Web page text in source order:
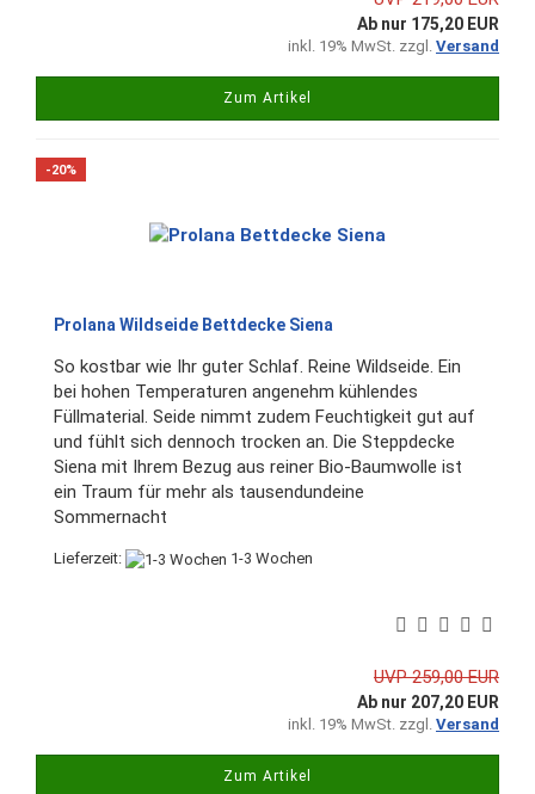
Ab nur 175,20 EUR
inkl. 19% MwSt. zzgl. Versand
Zum Artikel
-20%
Prolana Wildseide Bettdecke Siena
So kostbar wie Ihr guter Schlaf. Reine Wildseide. Ein
bei hohen Temperaturen angenehm kühlendes
Füllmaterial. Seide nimmt zudem Feuchtigkeit gut auf
und fühlt sich dennoch trocken an. Die Steppdecke
Siena mit Ihrem Bezug aus reiner Bio-Baumwolle ist
ein Traum für mehr als tausendundeine
Sommernacht
Lieferzeit: 1-3 Wochen
UVP 259,00 EUR
Ab nur 207,20 EUR
inkl. 19% MwSt. zzgl. Versand
Zum Artikel